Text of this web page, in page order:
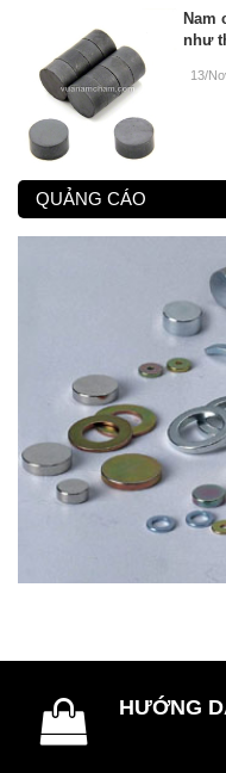
Nam
như
13/
QUẢNG CÁO
HƯỚNG